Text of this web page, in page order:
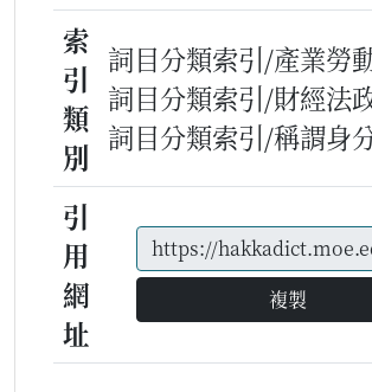
索
引
類
別
詞目分類索引/產業勞
詞目分類索引/財經法
詞目分類索引/稱謂身
引
用
網
址
複製